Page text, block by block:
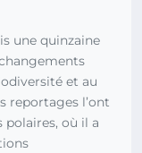
une quinzaine
et au
reportages l’ont
polaires, où il a